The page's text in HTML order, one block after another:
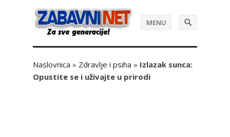
MENU
Naslovnica » Zdravlje i psiha » Izlazak sunca:
Opustite se i uživajte u prirodi